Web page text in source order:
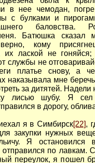
в нее чемодан,
с булками и
баловства.
Батюшка сказал
кому
их лаской не
службы не
платье снову, а
наказывала мне
за дитятей. Надели
лисью шубу. Я
в дорогу,
я в Симбирск[22],
закупки нужных
Я остановился
по лавкам.
переулок, я пошел